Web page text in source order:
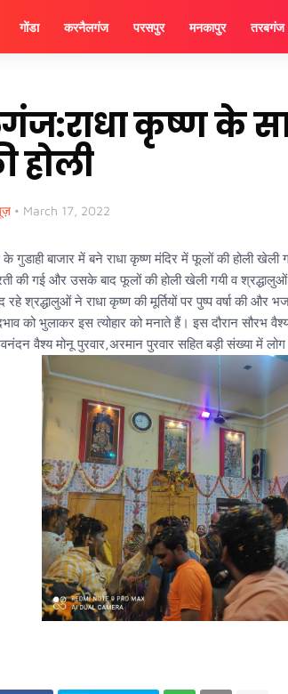
गोंडा करनैलगंज परसपुर मनकापुर तरबगंज
कृष्ण के
होली
• March 17, 2022
बाजार में बने राधा कृष्ण मंदिर में फूलों की होली खेली
की गई और उसके बाद फूलों की होली खेली गयी व श्रद्धालुओं
श्रद्धालुओं ने राधा कृष्ण की मूर्तियों पर पुष्प वर्षा की और
को भुलाकर इस त्योहार को मनाते हैं। इस दौरान सौरभ
वैश्य मोनू पुरवार,अरमान पुरवार सहित बड़ी संख्या में